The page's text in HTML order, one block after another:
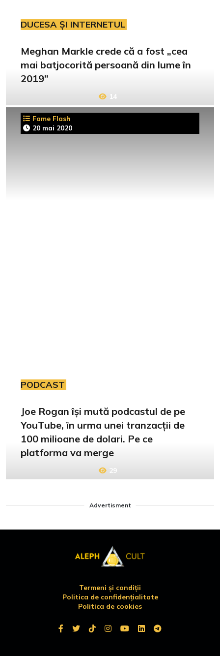
DUCESA ȘI INTERNETUL
Meghan Markle crede că a fost „cea
mai batjocorită persoană din lume în
2019”
14
Fame Flash
20 mai 2020
PODCAST
Joe Rogan își mută podcastul de pe
YouTube, în urma unei tranzacții de
100 milioane de dolari. Pe ce
platforma va merge
29
Advertisment
Termeni și condiții
Politica de confidențialitate
Politica de cookies